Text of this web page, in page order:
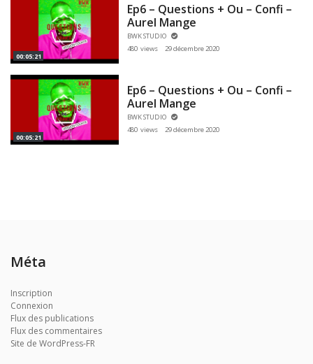
00:05:21
Ep6 – Questions + Ou – Confi –
Aurel Mange
BWK STUDIO
480 views
29 décembre 2020
00:05:21
Ep6 – Questions + Ou – Confi –
Aurel Mange
BWK STUDIO
480 views
29 décembre 2020
Méta
Inscription
Connexion
Flux des publications
Flux des commentaires
Site de WordPress-FR